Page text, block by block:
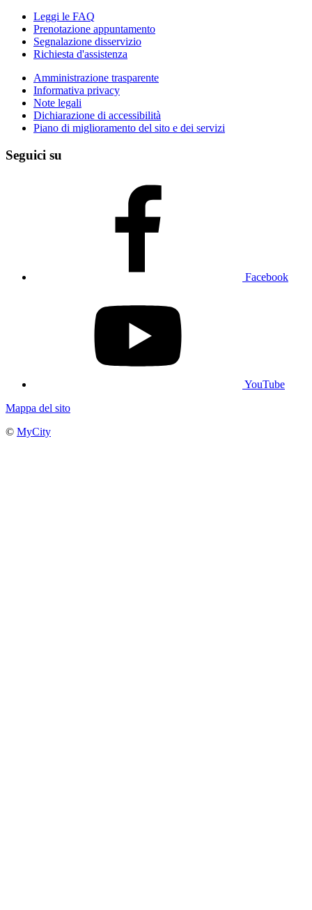
Leggi le FAQ
Prenotazione appuntamento
Segnalazione disservizio
Richiesta d'assistenza
Amministrazione trasparente
Informativa privacy
Note legali
Dichiarazione di accessibilità
Piano di miglioramento del sito e dei servizi
Seguici su
Facebook
YouTube
Mappa del sito
© MyCity